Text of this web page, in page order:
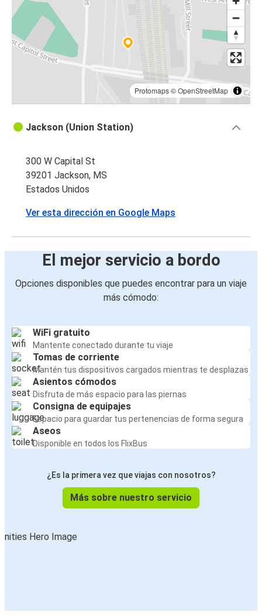
Protomaps©OpenStreetMap
Jackson (Union Station)
300 W Capital St
39201 Jackson, MS
Estados Unidos
Ver esta dirección en Google Maps
El mejor servicio a bordo
Opciones disponibles que puedes encontrar para un viaje
más cómodo:
WiFi gratuito
Mantente conectado durante tu viaje
Tomas de corriente
Mantén tus dispositivos cargados mientras te desplazas
Asientos cómodos
Disfruta de más espacio para las piernas
Consigna de equipajes
Espacio para guardar tus pertenencias de forma segura
Aseos
Disponible en todos los FlixBus
¿Es la primera vez que viajas con nosotros?
Más sobre nuestro servicio